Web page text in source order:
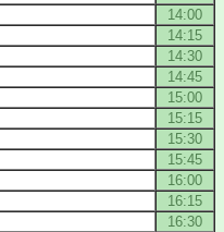
14:00
14:15
14:30
14:45
15:00
15:15
15:30
15:45
16:00
16:15
16:30